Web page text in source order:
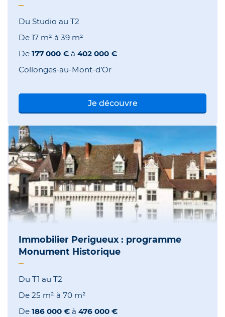
Du Studio au T2
De 17 m² à 39 m²
De 177 000 € à 402 000 €
Collonges-au-Mont-d’Or
Je découvre
Immobilier Perigueux : programme
Monument Historique
Du T1 au T2
De 25 m² à 70 m²
De 186 000 € à 476 000 €